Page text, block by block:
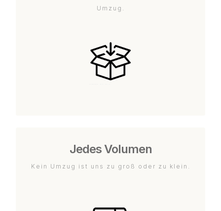
Umzug.
Jedes Volumen
Kein Umzug ist uns zu groß oder zu klein.